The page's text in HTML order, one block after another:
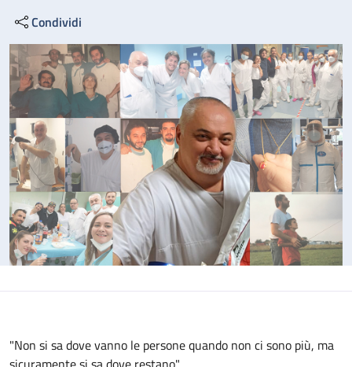
Condividi
"Non si sa dove vanno le persone quando non ci sono più, ma